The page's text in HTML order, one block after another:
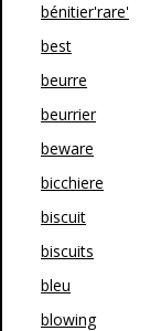
bénitier'rare'
best
beurre
beurrier
beware
bicchiere
biscuit
biscuits
bleu
blowing